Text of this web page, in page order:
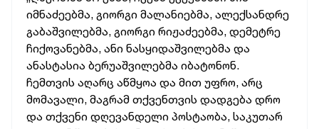
იმნაძეებმა, გიორგი მალანიებმა, ალექსანდრე
გაბაშვილებმა, გიორგი რიჟაძეებმა, დემეტრე
ჩიქოვანებმა, ანი ნასყიდაშვილებმა და
ანასტასია ბერუაშვილებმა იბატონონ.
ჩემთვის აღარც აწმყოა და მით უფრო, არც
მომავალი, მაგრამ თქვენთვის დადგება დრო
და თქვენი დღევანდელი პოსტაობა, საკუთარ